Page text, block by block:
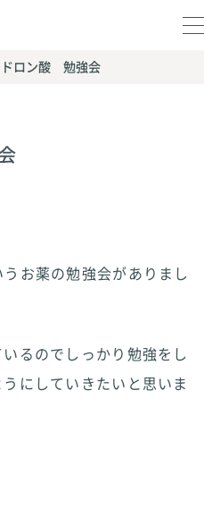
ロン酸 勉強会
お薬の勉強会がありまし
るのでしっかり勉強をし
にしていきたいと思いま